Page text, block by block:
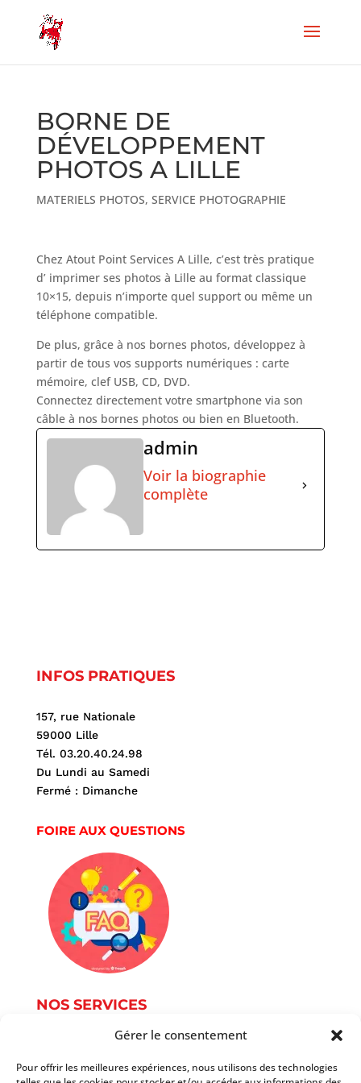
Gérer le consentement
Pour offrir les meilleures expériences, nous utilisons des technologies
BORNE DE
DÉVELOPPEMENT
PHOTOS A LILLE
MATERIELS PHOTOS, SERVICE PHOTOGRAPHIE
Chez Atout Point Services A Lille, c’est très pratique
d’ imprimer ses photos à Lille au format classique
10×15, depuis n’importe quel support ou même un
téléphone compatible.
De plus, grâce à nos bornes photos, développez à
partir de tous vos supports numériques : carte
mémoire, clef USB, CD, DVD.
Connectez directement votre smartphone via son
câble à nos bornes photos ou bien en Bluetooth.
admin
Voir la biographie
complète
INFOS PRATIQUES
157, rue Nationale
59000 Lille
Tél. 03.20.40.24.98
Du Lundi au Samedi
Fermé : Dimanche
FOIRE AUX QUESTIONS
NOS SERVICES
Services informatique